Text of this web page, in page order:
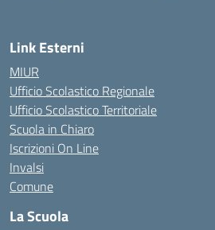
Link Esterni
MIUR
Ufficio Scolastico Regionale
Ufficio Scolastico Territoriale
Scuola in Chiaro
Iscrizioni On Line
Invalsi
Comune
La Scuola